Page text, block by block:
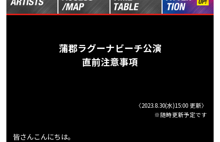
蒲郡ラグーナビーチ公演
直前注意事項
〈2023.8.30(水)15:00 更新〉
※随時更新予定です
皆さんこんにちは。